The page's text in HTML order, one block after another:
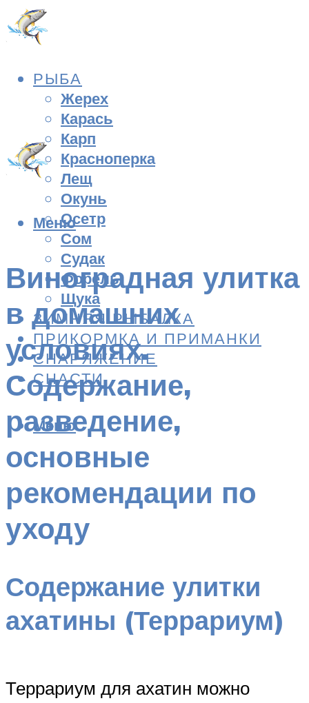
РЫБА
Жерех
Карась
Карп
Красноперка
Лещ
Окунь
Осетр
Сом
Судак
Форель
Щука
ЗИМНЯЯ РЫБАЛКА
ПРИКОРМКА И ПРИМАНКИ
СНАРЯЖЕНИЕ
СНАСТИ
Меню
Меню
Виноградная улитка
в домашних
условиях.
Содержание,
разведение,
основные
рекомендации по
уходу
Содержание улитки
ахатины (Террариум)
Террариум для ахатин можно